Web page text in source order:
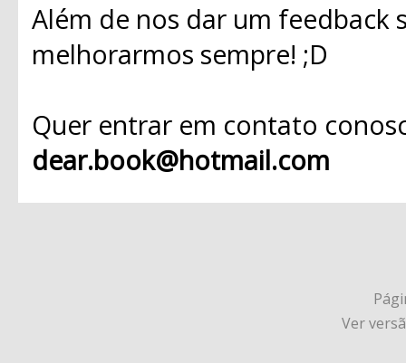
Além de nos dar um
melhorarmos sempre! ;D
Quer entrar em contato
dear.book@hotmail.com
Ver